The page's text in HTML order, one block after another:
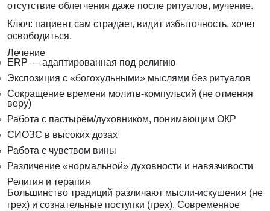
отсутствие облегчения даже после ритуалов, мучение.
Ключ: пациент сам страдает, видит избыточность, хочет
освободиться.
Лечение
ERP — адаптированная под религию
Экспозиция с «богохульными» мыслями без ритуалов
Сокращение времени молитв-компульсий (не отменяя
веру)
Работа с пастырём/духовником, понимающим ОКР
СИОЗС в высоких дозах
Работа с чувством вины
Различение «нормальной» духовности и навязчивости
Религия и терапия
Большинство традиций различают мысли-искушения (не
грех) и сознательные поступки (грех). Современное